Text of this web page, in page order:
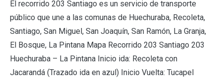
El recorrido 203 Santiago es un servicio de transporte
público que une a las comunas de Huechuraba, Recoleta,
Santiago, San Miguel, San Joaquín, San Ramón, La Granja,
El Bosque, La Pintana Mapa Recorrido 203 Santiago 203
Huechuraba – La Pintana Inicio ida: Recoleta con
Jacarandá (Trazado ida en azul) Inicio Vuelta: Tucapel